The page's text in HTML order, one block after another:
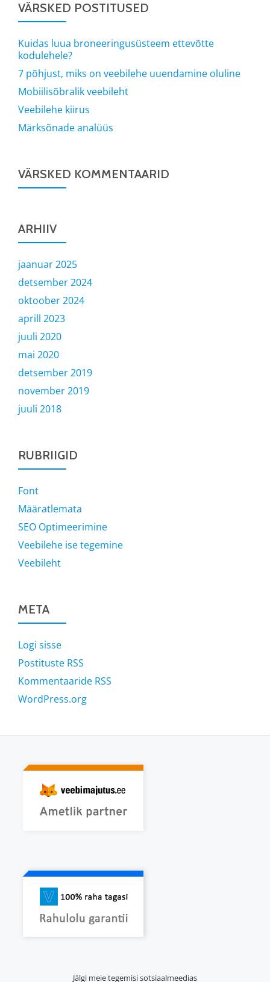
VÄRSKED POSTITUSED
Kuidas luua broneeringusüsteem ettevõtte
kodulehele?
7 põhjust, miks on veebilehe uuendamine oluline
Mobiilisõbralik veebileht
Veebilehe kiirus
Märksõnade analüüs
VÄRSKED KOMMENTAARID
ARHIIV
jaanuar 2025
detsember 2024
oktoober 2024
aprill 2023
juuli 2020
mai 2020
detsember 2019
november 2019
juuli 2018
RUBRIIGID
Font
Määratlemata
SEO Optimeerimine
Veebilehe ise tegemine
Veebileht
META
Logi sisse
Postituste RSS
Kommentaaride RSS
WordPress.org
Jälgi meie tegemisi sotsiaalmeedias